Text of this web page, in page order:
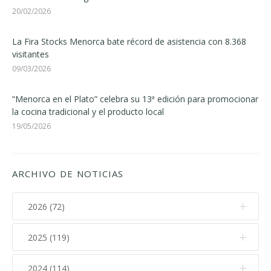
20/02/2026
La Fira Stocks Menorca bate récord de asistencia con 8.368
visitantes
09/03/2026
“Menorca en el Plato” celebra su 13ª edición para promocionar
la cocina tradicional y el producto local
19/05/2026
ARCHIVO DE NOTICIAS
2026 (72)
Agosto (1)
Julio (11)
2025 (119)
2024 (114)